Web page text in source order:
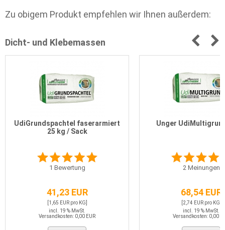
Zu obigem Produkt empfehlen wir Ihnen außerdem:
Dicht- und Klebemassen
UdiGrundspachtel faserarmiert
25 kg / Sack
1 Bewertung
41,23 EUR
[1,65 EUR pro KG]
incl. 19 % MwSt.
Versandkosten: 0,00 EUR
Unger
2Meinungen
68,54 EUR
[2,74 EUR pro KG]
incl. 19 % MwSt.
Versandkosten: 0,00